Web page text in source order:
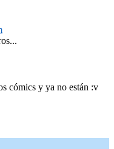
cómics y ya no están :v